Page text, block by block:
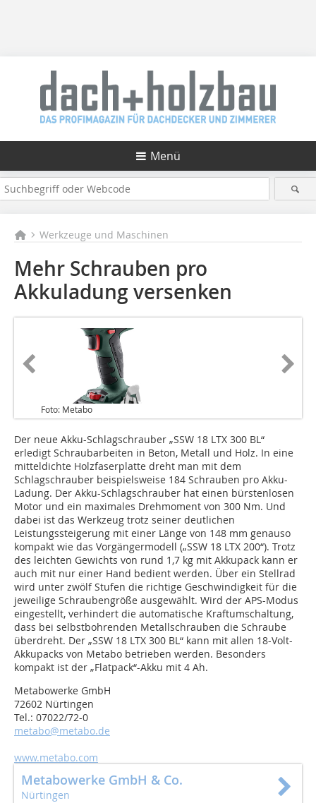
Menü
Werkzeuge und Maschinen
Mehr Schrauben pro
Akkuladung versenken
Foto: Metabo
Der neue Akku-Schlagschrauber „SSW 18 LTX 300 BL“
erledigt Schraubarbeiten in Beton, Metall und Holz. In eine
mitteldichte Holzfaserplatte dreht man mit dem
Schlagschrauber beispielsweise 184 Schrauben pro Akku-
Ladung. Der Akku-Schlagschrauber hat einen bürstenlosen
Motor und ein maximales Drehmoment von 300 Nm. Und
dabei ist das Werkzeug trotz seiner deutlichen
Leistungssteigerung mit einer Länge von 148 mm genauso
kompakt wie das Vorgängermodell („SSW 18 LTX 200“). Trotz
des leichten Gewichts von rund 1,7 kg mit Akkupack kann er
auch mit nur einer Hand bedient werden. Über ein Stellrad
wird unter zwölf Stufen die richtige Geschwindigkeit für die
jeweilige Schraubengröße ausgewählt. Wird der APS-Modus
eingestellt, verhindert die automatische Kraftumschaltung,
dass bei selbstbohrenden Metallschrauben die Schraube
überdreht. Der „SSW 18 LTX 300 BL“ kann mit allen 18-Volt-
Akkupacks von Metabo betrieben werden. Besonders
kompakt ist der „Flatpack“-Akku mit 4 Ah.
Metabowerke GmbH
72602 Nürtingen
Tel.: 07022/72-0
metabo@metabo.de
www.metabo.com
Metabowerke GmbH & Co.
Nürtingen